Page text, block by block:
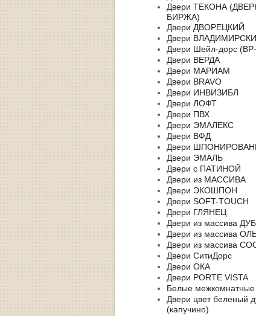
Двери ТЕКОНА
БИРЖА)
Двери ДВОРЕЦКИЙ
Двери
Двери Шейл-дорс
Двери ВЕРДА
Двери МАРИАМ
Двери BRAVO
Двери ИНВИЗИБЛ
Двери ЛОФТ
Двери ПВХ
Двери ЭМАЛЕКС
Двери ВФД
Двери
Двери ЭМАЛЬ
Двери с ПАТИНОЙ
Двери из МАССИВА
Двери ЭКОШПОН
Двери SOFT-TOUCH
Двери ГЛЯНЕЦ
Двери из массива
Двери из массива
Двери из массива
Двери СитиДорс
Двери ОКА
Двери PORTE VISTA
Белые межкомнатные
Двери цвет беленый
(капучино)